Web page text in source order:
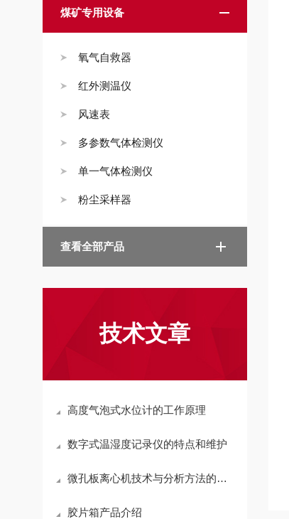
煤矿专用设备
氧气自救器
红外测温仪
风速表
多参数气体检测仪
单一气体检测仪
粉尘采样器
查看全部产品
技术文章
高度气泡式水位计的工作原理
数字式温湿度记录仪的特点和维护
微孔板离心机技术与分析方法的优化
胶片箱产品介绍